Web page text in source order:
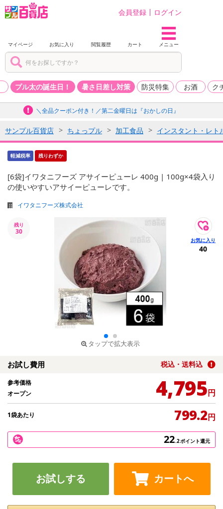
会員登録 ログイン
マイページ お気に入り 閲覧履歴 カート メニュー
プル太の誕生日！ 暑さ日差し対策 防災特集 お酒 ク
＼全品クーポン付き！／第二金曜日は『おかしの日』
サンプル百貨店 ちょっプル 加工食品 インスタント・レト
軽減税率 残りわずか
[6袋]イワタニフーズ アサイーピューレ 400g | 100g×4袋入り
の使いやすいアサイーピューレです。
イワタニフーズ株式会社
残り
30
タップで拡大表示
40
お試し費用 税込・送料込
参考価格
オープン
4,795円
1袋あたり 799.2円
22.2ポイント還元
お試しする カートへ